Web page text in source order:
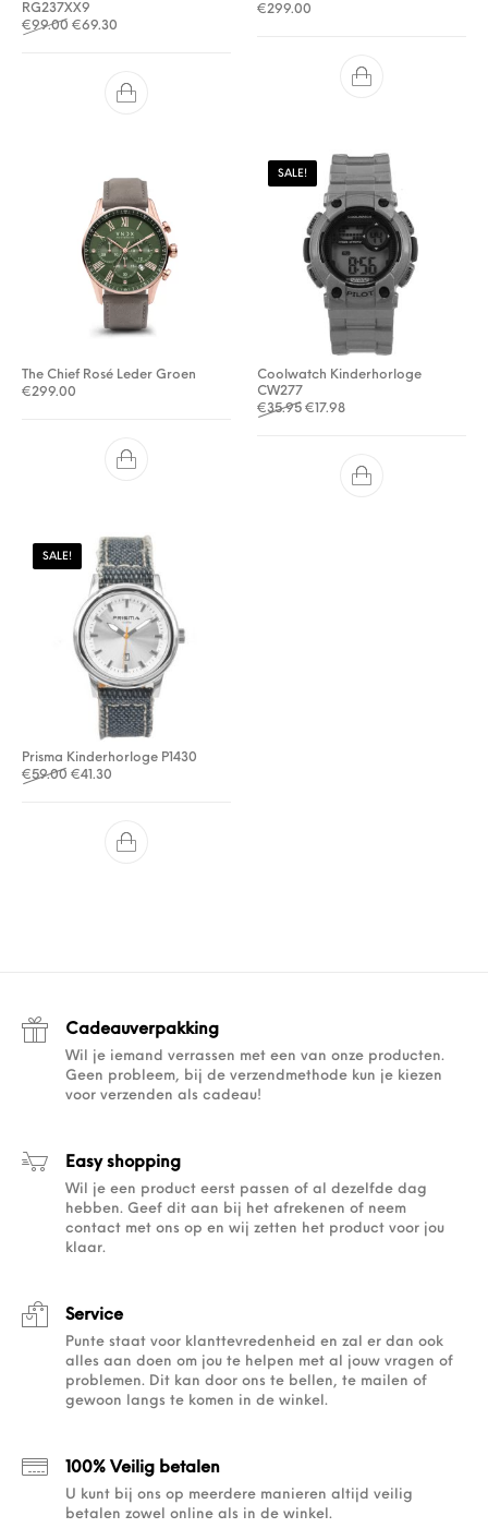
RG237XX9
€99.00 Oorspronkelijke prijs was: €99.00.
€69.30
€299.00
The Chief Rosé Leder Groen
€299.00
SALE!
Coolwatch Kinderhorloge
CW277
€35.95 Oorspronkelijke prijs was:
€17.98Huidige prijs is: €17.98.
SALE!
Prisma Kinderhorloge P1430
€59.00 Oorspronkelijke prijs was: €59.00.
€41.30
Cadeauverpakking
Wil je iemand verrassen met een van onze producten.
Geen probleem, bij de verzendmethode kun je kiezen
voor verzenden als cadeau!
Easy shopping
Wil je een product eerst passen of al dezelfde dag
hebben. Geef dit aan bij het afrekenen of neem
contact met ons op en wij zetten het product voor jou
klaar.
Service
Punte staat voor klanttevredenheid en zal er dan ook
alles aan doen om jou te helpen met al jouw vragen of
problemen. Dit kan door ons te bellen, te mailen of
gewoon langs te komen in de winkel.
100% Veilig betalen
U kunt bij ons op meerdere manieren altijd veilig
betalen zowel online als in de winkel.